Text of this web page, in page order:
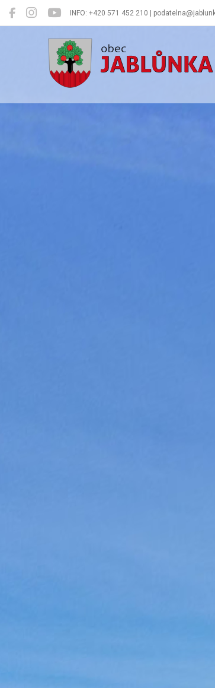
INFO: +420 571 452 210 |
Jablůnka